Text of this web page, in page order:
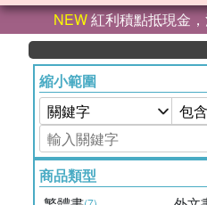
NEW紅利積點抵現金
縮小範圍
商品類型